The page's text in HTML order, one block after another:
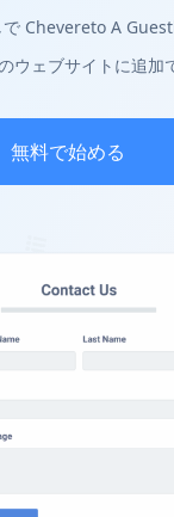
Chevereto A
ェブサイトに追加
無料で始める